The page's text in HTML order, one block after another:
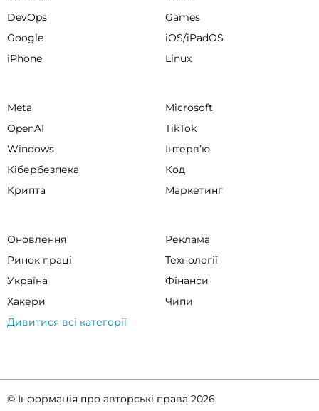
DevOps
Games
Google
iOS/iPadOS
iPhone
Linux
Meta
Microsoft
OpenAI
TikTok
Windows
Інтервʼю
Кібербезпека
Код
Крипта
Маркетинг
Оновлення
Реклама
Ринок праці
Технології
Україна
Фінанси
Хакери
Чипи
Дивитися всі категорії
© Інформація про авторські права 2026